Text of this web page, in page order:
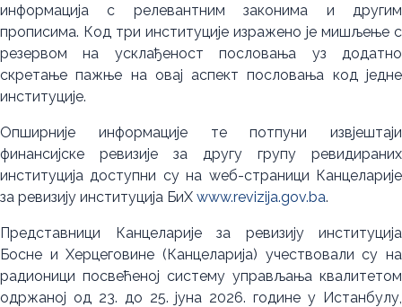
информација с релевантним законима и другим
прописима. Код три институције изражено је мишљење с
резервом на усклађеност пословања уз додатно
скретање пажње на овај аспект пословања код једне
институције.
Опширније информације те потпуни извјештаји
финансијске ревизије за другу групу ревидираних
институција доступни су на wеб-страници Канцеларије
за ревизију институција БиХ www.revizija.gov.ba.
Представници Канцеларије за ревизију институција
Босне и Херцеговине (Канцеларија) учествовали су на
радионици посвећеној систему управљања квалитетом
одржаној од 23. до 25. јуна 2026. године у Истанбулу,